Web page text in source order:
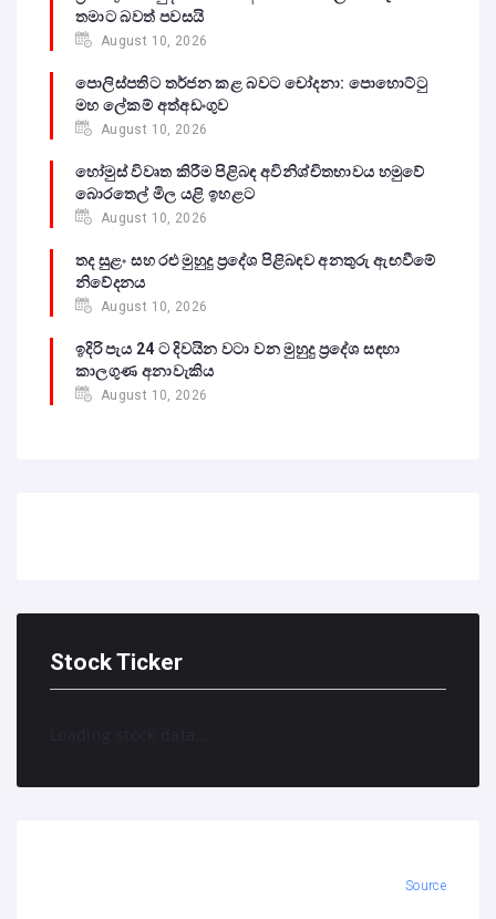
තමාට බවත් පවසයි
August 10, 2026
පොලිස්පතිට තර්ජන කළ බවට චෝදනා: පොහොට්ටු
මහ ලේකම් අත්අඩංගුව
August 10, 2026
හෝමුස් විවෘත කිරීම පිළිබඳ අවිනිශ්චිතභාවය හමුවේ
බොරතෙල් මිල යළි ඉහළට
August 10, 2026
තද සුළං සහ රළු මුහුදු ප්‍රදේශ පිළිබඳව අනතුරු ඇඟවීමේ
නිවේදනය
August 10, 2026
ඉදිරි පැය 24 ට දිවයින වටා වන මුහුදු ප්‍රදේශ සඳහා
කාලගුණ අනාවැකිය
August 10, 2026
Stock Ticker
Loading stock data...
Source